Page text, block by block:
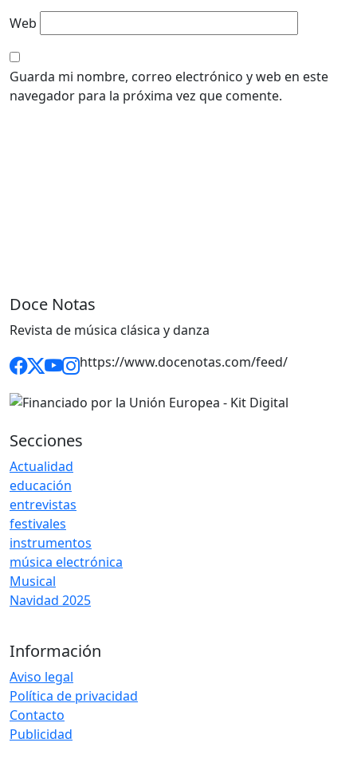
Web
Guarda mi nombre, correo electrónico y web en este
navegador para la próxima vez que comente.
Doce Notas
Revista de música clásica y danza
https://www.docenotas.com/feed/
Secciones
Actualidad
educación
entrevistas
festivales
instrumentos
música electrónica
Musical
Navidad 2025
Información
Aviso legal
Política de privacidad
Contacto
Publicidad